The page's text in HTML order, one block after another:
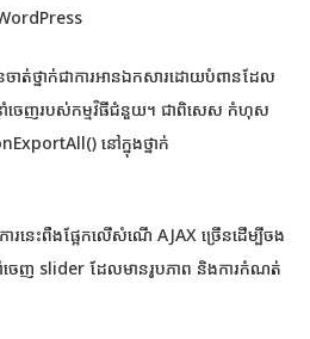
ចាត់ថ្នាក់ជាការអានឯកសារដោយបំពានដែល
រនាំចេញរបស់កម្មវិធីជំនួយ។ ជាពិសេស កំហុស
នៅក្នុងថ្នាក់
រនេះពឹងផ្អែកលើសំណើ AJAX ច្រើនដើម្បីចង
េញ slider ដែលមានរូបភាព និងការកំណត់